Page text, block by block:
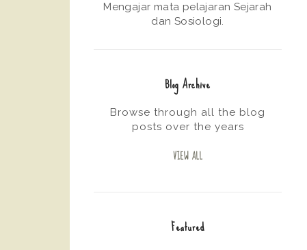
Mengajar mata pelajaran Sejarah
dan Sosiologi.
Blog Archive
Browse through all the blog
posts over the years
VIEW ALL
Featured